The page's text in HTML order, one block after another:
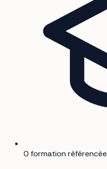
0 formation référencée